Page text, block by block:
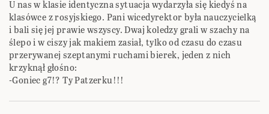
U nas w klasie identyczna sytuacja wydarzyła się kiedyś na
klasówce z rosyjskiego. Pani wicedyrektor była nauczycielką
i bali się jej prawie wszyscy. Dwaj koledzy grali w szachy na
ślepo i w ciszy jak makiem zasiał, tylko od czasu do czasu
przerywanej szeptanymi ruchami bierek, jeden z nich
krzyknął głośno:
-Goniec g7!? Ty Patzerku!!!